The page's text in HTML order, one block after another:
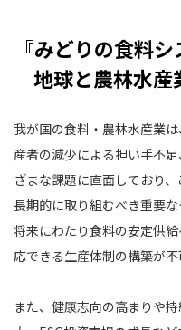
『みどりの食料
地球と農林水産
我が国の食料・農林水産業
産者の減少による担い手不足
ざまな課題に直面しており
長期的に取り組むべき重要な
将来にわたり食料の安定供
応できる生産体制の構築が不
また、健康志向の高まりや